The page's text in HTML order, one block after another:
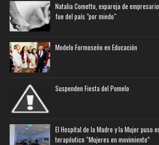
Natalia Cometto, expareja de
fue del país "por miedo"
Modelo Formoseño en Educación
Suspenden Fiesta del Pomelo
El Hospital de la Madre y la Mujer puso
terapéutico “Mujeres en movimiento”